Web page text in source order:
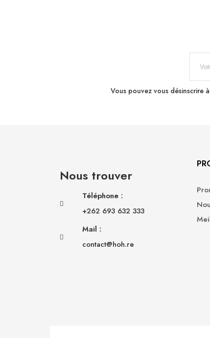
Vous pouvez vous désinscrire
Nous trouver
Téléphone :
+262 693 632 333
Mail :
contact@hoh.re